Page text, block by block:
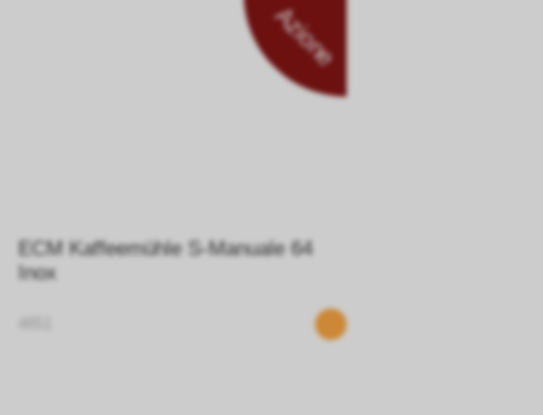
Azione
ECM Kaffeemühle S-Manuale 64
Inox